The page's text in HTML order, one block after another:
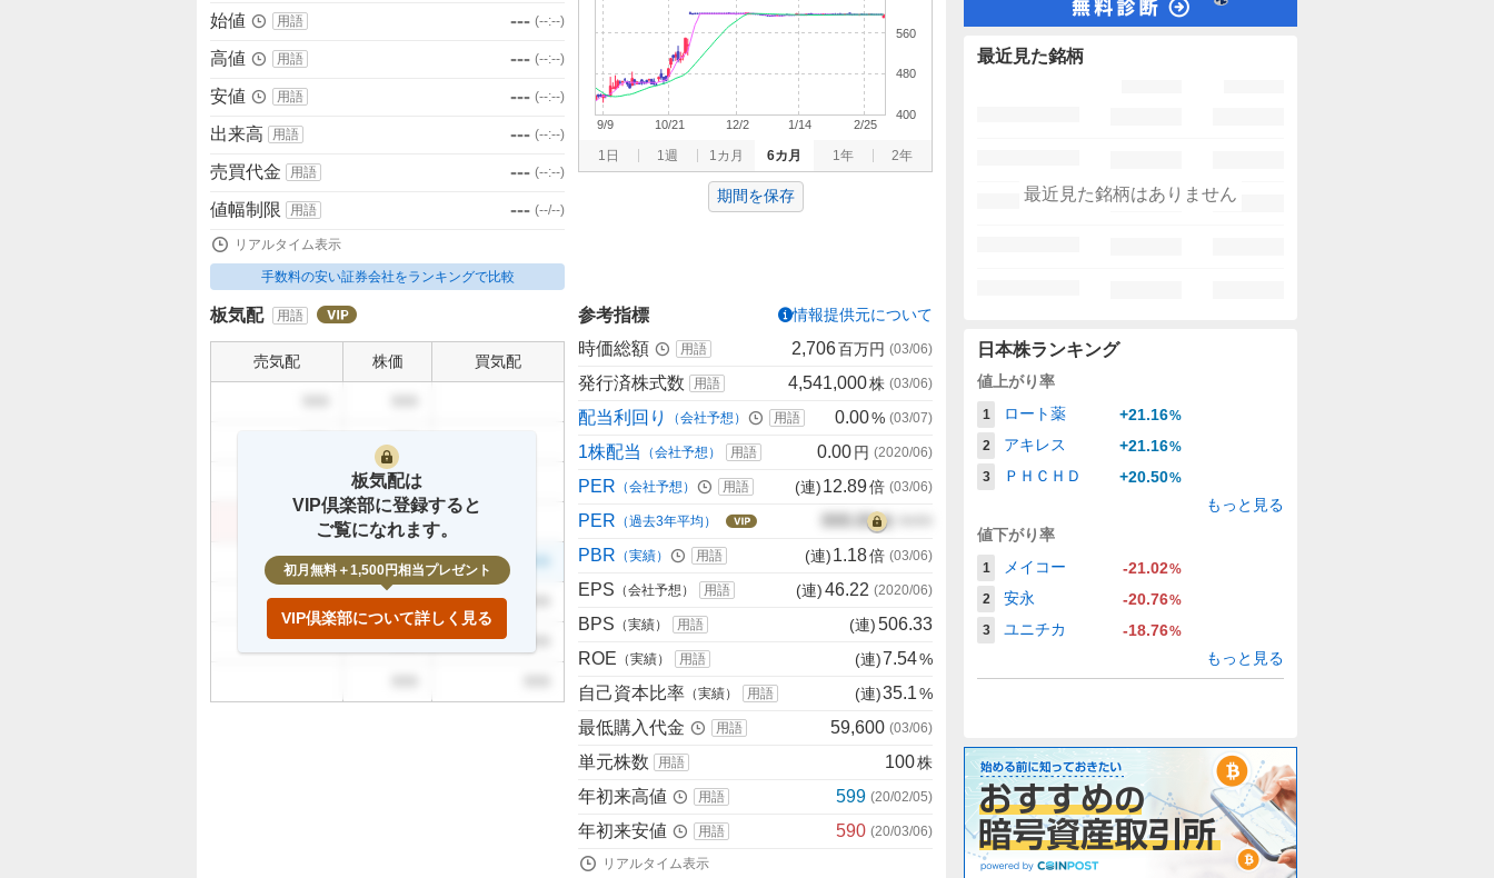
値
始値 用語 --- (--:--)
高値 用語 --- (--:--)
安値 用語 --- (--:--)
出来高 用語 --- (--:--)
売買代金 用語 --- (--:--)
値幅制限 用語 --- (--/--)
リアルタイム表示
手数料の安い証券会社をランキングで比較
1日 1週 1カ月 6カ月 1年 2年
400
480
560
9/9 10/21 12/2 1/14 2/25
期間を保存
板気配 用語
売気配 株価 買気配
999
999 999
999
999
999
板気配は
VIP倶楽部に登録すると
ご覧になれます。
初月無料＋1,500円相当プレゼント
VIP倶楽部について詳しく見る
参考指標 情報提供元について
時価総額 用語 2,706百万円 (03/06)
発行済株式数 用語 4,541,000株 (03/06)
配当利回り （会社予想） 用語 0.00% (03/07)
1株配当 （会社予想） 用語 0.00円 (2020/06)
PER （会社予想） 用語 (連)12.89倍 (03/06)
PER （過去3年平均） 000.00倍
PBR （実績） 用語 (連)1.18倍 (03/06)
EPS （会社予想） 用語 (連)46.22 (2020/06)
BPS （実績） 用語 (連)506.33
ROE （実績） 用語 (連)7.54%
自己資本比率 （実績） 用語 (連)35.1%
最低購入代金 用語 59,600 (03/06)
単元株数 用語 100株
年初来高値 用語 599 (20/02/05)
年初来安値 用語 590 (20/03/06)
リアルタイム表示
最近見た銘柄
最近見た銘柄はありません
日本株ランキング
値上がり率
1 ロート薬 +21.16%
2
アキレス +21.16%
3
ＰＨＣＨＤ +20.50%
もっと見る
値下がり率
1 メイコー -21.02%
2
安永 -20.76%
3
ユニチカ -18.76%
もっと見る